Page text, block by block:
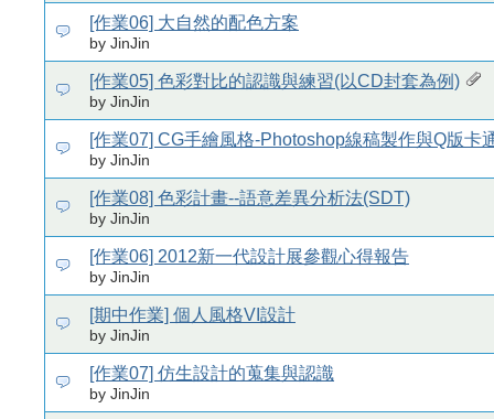
[作業06] 大自然的配色方案
by JinJin
[作業05] 色彩對比的認識與練習(以CD封套為例)
by JinJin
[作業07] CG手繪風格-Photoshop線稿製作與Q版卡
by JinJin
[作業08] 色彩計畫--語意差異分析法(SDT)
by JinJin
[作業06] 2012新一代設計展參觀心得報告
by JinJin
[期中作業] 個人風格VI設計
by JinJin
[作業07] 仿生設計的蒐集與認識
by JinJin